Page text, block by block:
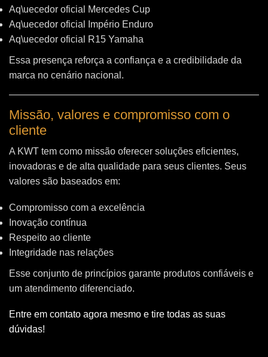
Aq\uecedor oficial Mercedes Cup
Aq\uecedor oficial Império Enduro
Aq\uecedor oficial R15 Yamaha
Essa presença reforça a confiança e a credibilidade da
marca no cenário nacional.
Missão, valores e compromisso com o
cliente
A KWT tem como missão oferecer soluções eficientes,
inovadoras e de alta qualidade para seus clientes. Seus
valores são baseados em:
Compromisso com a excelência
Inovação contínua
Respeito ao cliente
Integridade nas relações
Esse conjunto de princípios garante produtos confiáveis e
um atendimento diferenciado.
Entre em contato agora mesmo e tire todas as suas
dúvidas!